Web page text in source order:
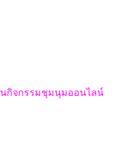
นกิจกรรมชุมนุมออนไลน์